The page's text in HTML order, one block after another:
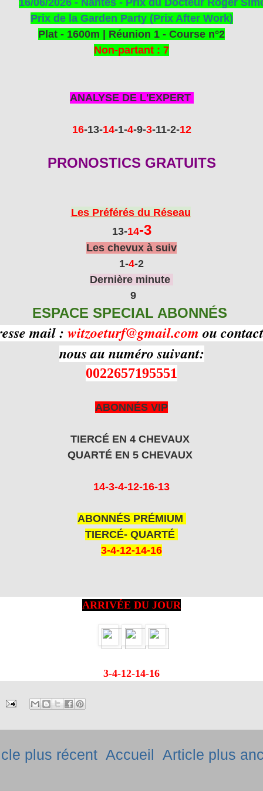
Prix de la Garden Party (Prix After Work)
Plat - 1600m | Réunion 1 - Course n°2
Non-partant : 7
ANALYSE DE L'EXPERT
16-13-14-1-4-9-3-11-2-12
PRONOSTICS GRATUITS
Les Préférés du Réseau
13-14-3
Les chevux à suiv
1-4-2
Dernière minute
9
ESPACE SPECIAL ABONNÉS
mail : witzoeturf@gmail.com ou
nous au numéro suivant:
0022657195551
ABONNÉS VIP
TIERCÉ EN 4 CHEVAUX
QUARTÉ EN 5 CHEVAUX
14-3-4-12-16-13
ABONNÉS PRÉMIUM
TIERCÉ- QUARTÉ
3-4-12-14-16
ARRIVÉE DU JOUR
3-4-12-14-16
plus récent Article plus
Accueil